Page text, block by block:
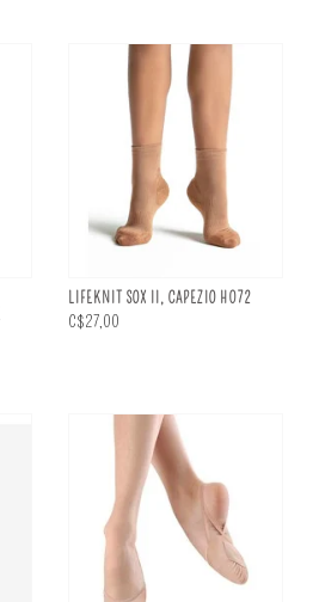
LIFEKNIT SOX II, CAPEZIO H072
C$27,00